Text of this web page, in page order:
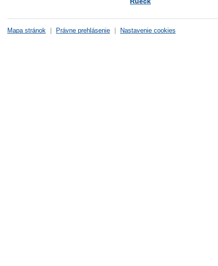
Mapa stránok Právne prehlásenie Nastavenie cookies